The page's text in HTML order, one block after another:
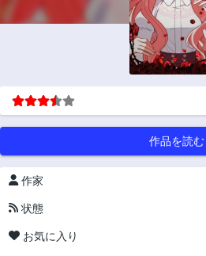
作品を読む
作家
状態
お気に入り